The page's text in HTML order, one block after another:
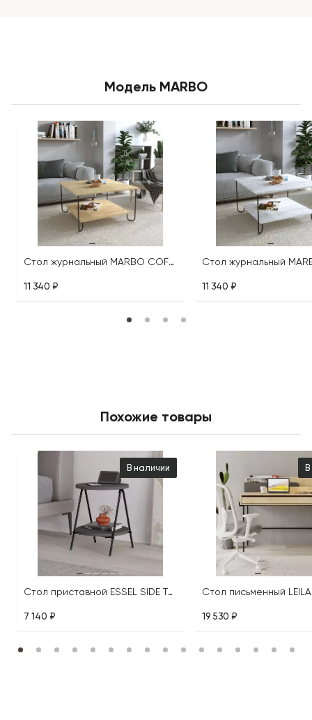
Модель MARBO
Стол журнальный MARBO COFFEE TABLE
11 340 ₽ 11 340 ₽
Похожие товары
В наличии
Стол приставной ESSEL SIDE TABLE
7 140 ₽ 19 530 ₽